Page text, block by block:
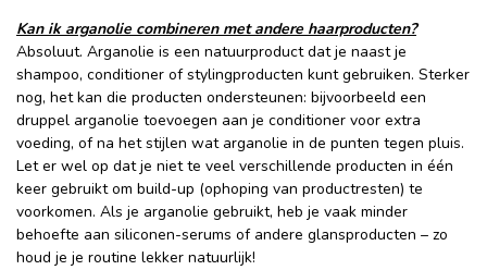
Kan ik arganolie combineren met andere haarproducten?
Absoluut. Arganolie is een natuurproduct dat je naast je
shampoo, conditioner of stylingproducten kunt gebruiken. Sterker
nog, het kan die producten ondersteunen: bijvoorbeeld een
druppel arganolie toevoegen aan je conditioner voor extra
voeding, of na het stijlen wat arganolie in de punten tegen pluis.
Let er wel op dat je niet te veel verschillende producten in één
keer gebruikt om build-up (ophoping van productresten) te
voorkomen. Als je arganolie gebruikt, heb je vaak minder
behoefte aan siliconen-serums of andere glansproducten – zo
houd je je routine lekker natuurlijk!